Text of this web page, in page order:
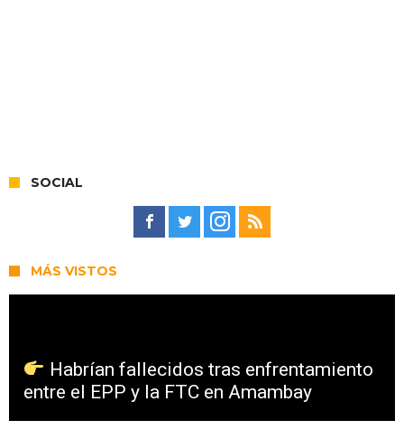
SOCIAL
MÁS VISTOS
Habrían fallecidos tras enfrentamiento
entre el EPP y la FTC en Amambay